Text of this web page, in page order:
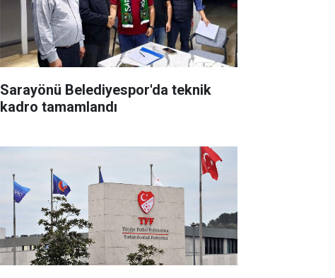
Sarayönü Belediyespor'da teknik
kadro tamamlandı